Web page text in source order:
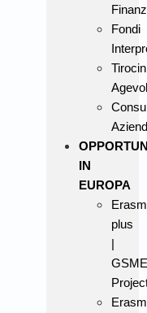
Fondi
IN
EUROPA
plus
|